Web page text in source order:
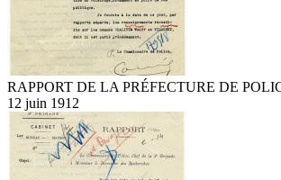
RAPPORT DE LA PRÉFECTURE DE
12 juin 1912